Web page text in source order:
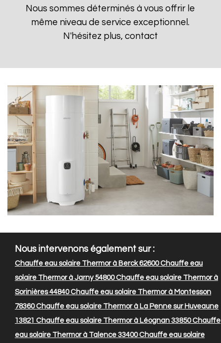
Nous sommes déterminés à vous offrir le
même niveau de service exceptionnel.
N'hésitez plus, contact
Nous intervenons également sur :
Chauffe eau solaire Thermor à Berck 62600Chauffe eau
solaire Thermor à Jarny 54800Chauffe eau solaire Thermor à
Sorinières 44840Chauffe eau solaire Thermor à Montesson
78360Chauffe eau solaire Thermor à La Penne sur Huveaune
13821 Chauffe eau solaire Thermor à Léognan 33850Chauffe
eau solaire Thermor à Talence 33400Chauffe eau solaire